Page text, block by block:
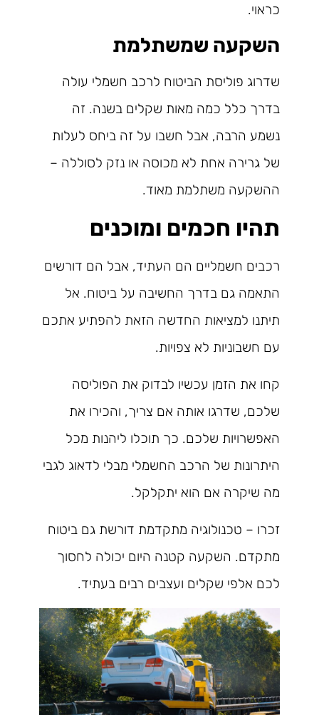
כראוי.
השקעה שמשתלמת
שדרוג פוליסת הביטוח לרכב חשמלי עולה
בדרך כלל כמה מאות שקלים בשנה. זה
נשמע הרבה, אבל חשבו על זה ביחס לעלות
של גרירה אחת לא מכוסה או נזק לסוללה –
ההשקעה משתלמת מאוד.
תהיו חכמים ומוכנים
רכבים חשמליים הם העתיד, אבל הם דורשים
התאמה גם בדרך החשיבה על ביטוח. אל
תיתנו למציאות החדשה הזאת להפתיע אתכם
עם חשבוניות לא צפויות.
קחו את הזמן עכשיו לבדוק את הפוליסה
שלכם, שדרגו אותה אם צריך, והכירו את
האפשרויות שלכם. כך תוכלו ליהנות מכל
היתרונות של הרכב החשמלי מבלי לדאוג לגבי
מה שיקרה אם הוא יתקלקל.
זכרו – טכנולוגיה מתקדמת דורשת גם ביטוח
מתקדם. השקעה קטנה היום יכולה לחסוך
לכם אלפי שקלים ועצבים רבים בעתיד.